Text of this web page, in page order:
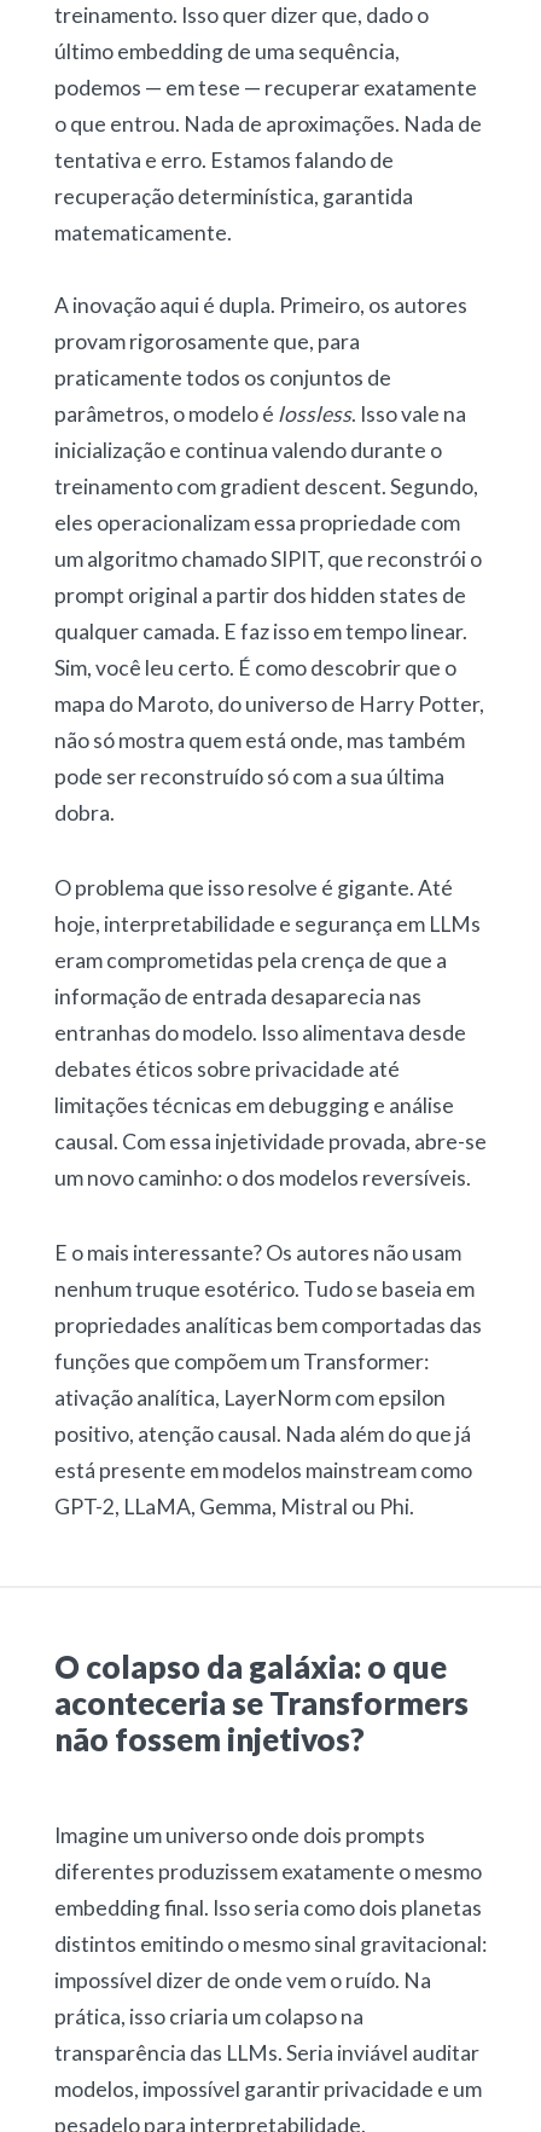
treinamento. Isso quer dizer que, dado o
último embedding de uma sequência,
podemos — em tese — recuperar exatamente
o que entrou. Nada de aproximações. Nada de
tentativa e erro. Estamos falando de
recuperação determinística, garantida
matematicamente.
A inovação aqui é dupla. Primeiro, os autores
provam rigorosamente que, para
praticamente todos os conjuntos de
parâmetros, o modelo é lossless. Isso vale na
inicialização e continua valendo durante o
treinamento com gradient descent. Segundo,
eles operacionalizam essa propriedade com
um algoritmo chamado SIPIT, que reconstrói o
prompt original a partir dos hidden states de
qualquer camada. E faz isso em tempo linear.
Sim, você leu certo. É como descobrir que o
mapa do Maroto, do universo de Harry Potter,
não só mostra quem está onde, mas também
pode ser reconstruído só com a sua última
dobra.
O problema que isso resolve é gigante. Até
hoje, interpretabilidade e segurança em LLMs
eram comprometidas pela crença de que a
informação de entrada desaparecia nas
entranhas do modelo. Isso alimentava desde
debates éticos sobre privacidade até
limitações técnicas em debugging e análise
causal. Com essa injetividade provada, abre-se
um novo caminho: o dos modelos reversíveis.
E o mais interessante? Os autores não usam
nenhum truque esotérico. Tudo se baseia em
propriedades analíticas bem comportadas das
funções que compõem um Transformer:
ativação analítica, LayerNorm com epsilon
positivo, atenção causal. Nada além do que já
está presente em modelos mainstream como
GPT-2, LLaMA, Gemma, Mistral ou Phi.
O colapso da galáxia: o que
aconteceria se Transformers
não fossem injetivos?
Imagine um universo onde dois prompts
diferentes produzissem exatamente o mesmo
embedding final. Isso seria como dois planetas
distintos emitindo o mesmo sinal gravitacional:
impossível dizer de onde vem o ruído. Na
prática, isso criaria um colapso na
transparência das LLMs. Seria inviável auditar
modelos, impossível garantir privacidade e um
pesadelo para interpretabilidade.